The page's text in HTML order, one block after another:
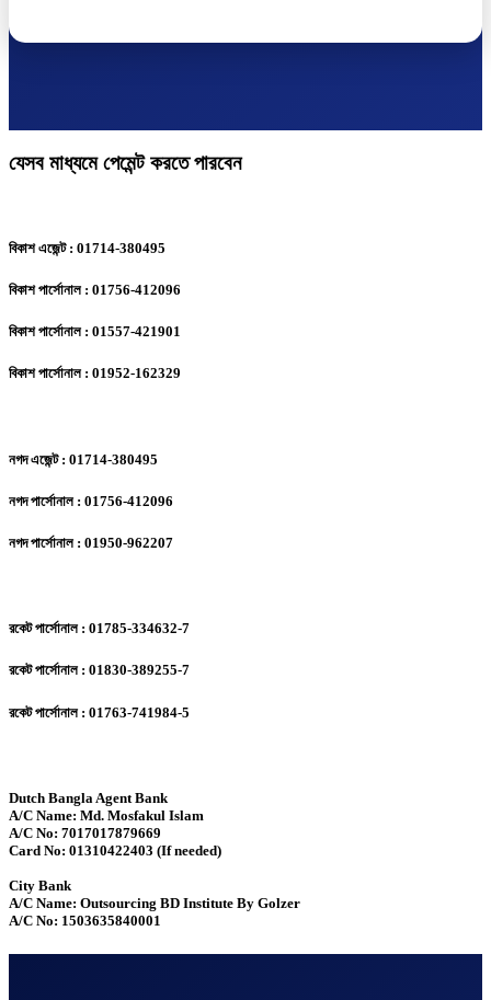
যেসব মাধ্যমে পেমেন্ট করতে পারবেন
বিকাশ এজেন্ট : 01714-380495
বিকাশ পার্সোনাল : 01756-412096
বিকাশ পার্সোনাল : 01557-421901
বিকাশ পার্সোনাল : 01952-162329
নগদ এজেন্ট : 01714-380495
নগদ পার্সোনাল : 01756-412096
নগদ পার্সোনাল : 01950-962207
রকেট পার্সোনাল : 01785-334632-7
রকেট পার্সোনাল : 01830-389255-7
রকেট পার্সোনাল : 01763-741984-5
Dutch Bangla Agent Bank
A/C Name: Md. Mosfakul Islam
A/C No: 7017017879669
Card No: 01310422403 (If needed)
City Bank
A/C Name: Outsourcing BD Institute By Golzer
A/C No: 1503635840001